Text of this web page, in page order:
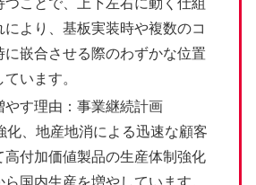
により、基板実装時や複数のコ
に嵌合させる際のわずかな位置
います。
やす理由：事業継続計画
化、地産地消による迅速な顧客
高付加価値製品の生産体制強化
国内生産を増やしています。